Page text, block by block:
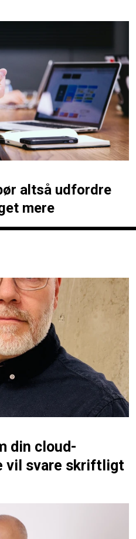
altså udfordre
mere
din cloud-
vil svare skriftligt